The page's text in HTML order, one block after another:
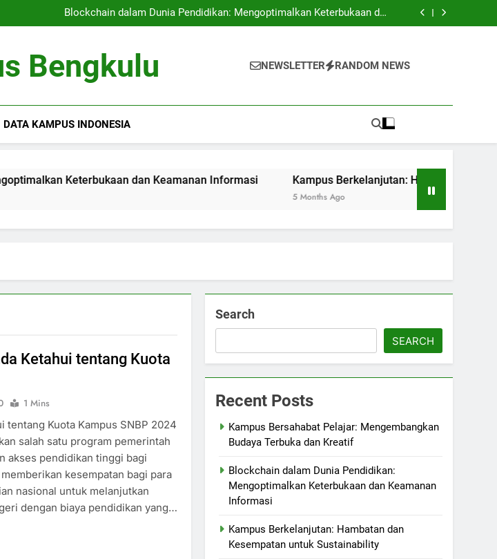
Blockchain dalam Dunia Pendidikan: Mengoptimalkan Keterbukaan dan
Keamanan Informasi
Kampus Berkelanjutan: Hambatan dan Kesempatan untuk Sustainability
Blockchain dalam Dunia Pendidikan: Mengoptimalkan Keterbukaan dan
Keamanan Informasi
Kampus Berkelanjutan: Hambatan dan Kesempatan untuk Sustainability
Bengkulu NEWSLETTER RANDOM NEWS
DATA KAMPUS INDONESIA
Keterbukaan dan Keamanan Informasi Kampus Berkelanjutan: Hambatan dan
5 Months Ago
Ketahui tentang Kuota
1 Mins
tentang Kuota Kampus SNBP 2024
salah satu program pemerintah
akses pendidikan tinggi bagi
kesempatan bagi para
nasional untuk melanjutkan
dengan biaya pendidikan yang…
Search
SEARCH
Recent Posts
Kampus Bersahabat Pelajar: Mengembangkan
Budaya Terbuka dan Kreatif
Blockchain dalam Dunia Pendidikan:
Mengoptimalkan Keterbukaan dan Keamanan
Informasi
Kampus Berkelanjutan: Hambatan dan
Kesempatan untuk Sustainability